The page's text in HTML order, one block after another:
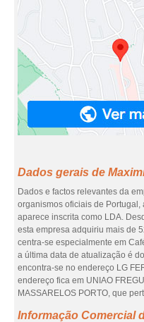
Dados gerais de
Dados e factos relevantes da
organismos oficiais de Portugal,
aparece inscrita como LDA.
esta empresa adquiriu mais de
centra-se especialmente em
a última data de atualização é
encontra-se no endereço LG
endereço fica em UNIAO
MASSARELOS PORTO, que
Informação Comercial